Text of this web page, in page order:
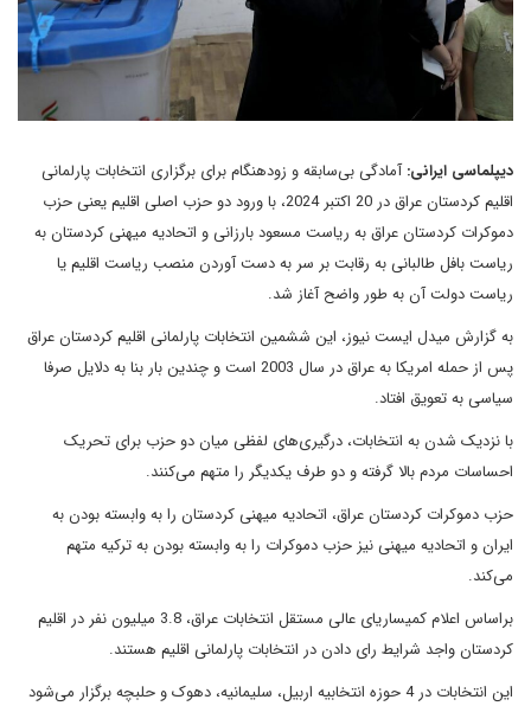
دیپلماسی ایرانی:آمادگی بی‌‌سابقه و زودهنگام برای برگزاری انتخابات پارلمانی
اقلیم کردستان عراق در 20 اکتبر 2024، با ورود دو حزب اصلی اقلیم یعنی حزب
دموکرات کردستان عراق به ریاست مسعود بارزانی و اتحادیه میهنی کردستان به
ریاست بافل طالبانی به رقابت بر سر به دست آوردن منصب ریاست اقلیم یا
ریاست دولت آن به طور واضح آغاز شد.
به گزارش میدل ایست نیوز، این ششمین انتخابات پارلمانی اقلیم کردستان عراق
پس از حمله امریکا به عراق در سال 2003 است و چندین بار بنا به دلایل صرفا
سیاسی به تعویق افتاد.
با نزدیک شدن به انتخابات، درگیری‌های لفظی میان دو حزب برای تحریک
احساسات مردم بالا گرفته و دو طرف یکدیگر را متهم می‌کنند.
حزب دموکرات کردستان عراق، اتحادیه میهنی کردستان را به وابسته بودن به
ایران و اتحادیه میهنی نیز حزب دموکرات را به وابسته بودن به ترکیه متهم
می‌کند.
براساس اعلام کمیساریای عالی مستقل انتخابات عراق، 3.8 میلیون نفر در اقلیم
کردستان واجد شرایط رای دادن در انتخابات پارلمانی اقلیم هستند.
این انتخابات در 4 حوزه انتخابیه اربیل، سلیمانیه، دهوک و حلبچه برگزار می‌شود